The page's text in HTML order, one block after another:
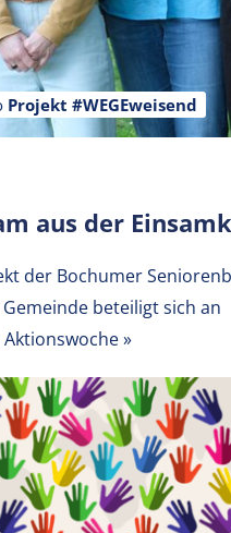
Projekt #WEGEweisend
aus der
der Bochumer
beteiligt sich an
»